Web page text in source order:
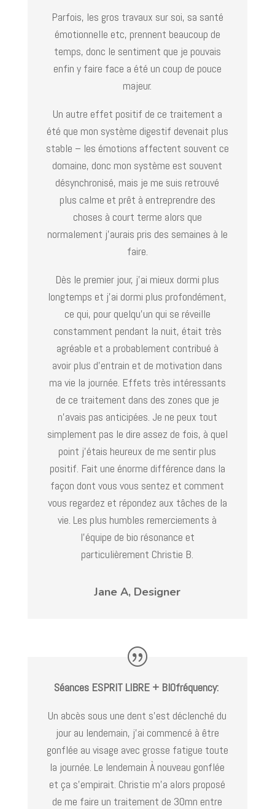
Parfois, les gros travaux sur soi, sa santé
émotionnelle etc, prennent beaucoup de
temps, donc le sentiment que je pouvais
enfin y faire face a été un coup de pouce
majeur.
Un autre effet positif de ce traitement a
été que mon système digestif devenait plus
stable – les émotions affectent souvent ce
domaine, donc mon système est souvent
désynchronisé, mais je me suis retrouvé
plus calme et prêt à entreprendre des
choses à court terme alors que
normalement j’aurais pris des semaines à le
faire.
Dès le premier jour, j’ai mieux dormi plus
longtemps et j’ai dormi plus profondément,
ce qui, pour quelqu’un qui se réveille
constamment pendant la nuit, était très
agréable et a probablement contribué à
avoir plus d’entrain et de motivation dans
ma vie la journée. Effets très intéressants
de ce traitement dans des zones que je
n’avais pas anticipées. Je ne peux tout
simplement pas le dire assez de fois, à quel
point j’étais heureux de me sentir plus
positif. Fait une énorme différence dans la
façon dont vous vous sentez et comment
vous regardez et répondez aux tâches de la
vie. Les plus humbles remerciements à
l’équipe de bio résonance et
particulièrement Christie B.
Jane A, Designer
Séances ESPRIT LIBRE + BIOfréquency:
Un abcès sous une dent s’est déclenché du
jour au lendemain, j’ai commencé à être
gonflée au visage avec grosse fatigue toute
la journée. Le lendemain À nouveau gonflée
et ça s’empirait. Christie m’a alors proposé
de me faire un traitement de 30mn entre